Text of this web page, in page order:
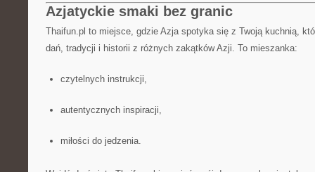
Azjatyckie smaki bez granic
Thaifun.pl to miejsce, gdzie Azja spotyka się z Twoją kuchnią,
dań, tradycji i historii z różnych zakątków Azji. To mieszanka:
czytelnych instrukcji,
autentycznych inspiracji,
miłości do jedzenia.